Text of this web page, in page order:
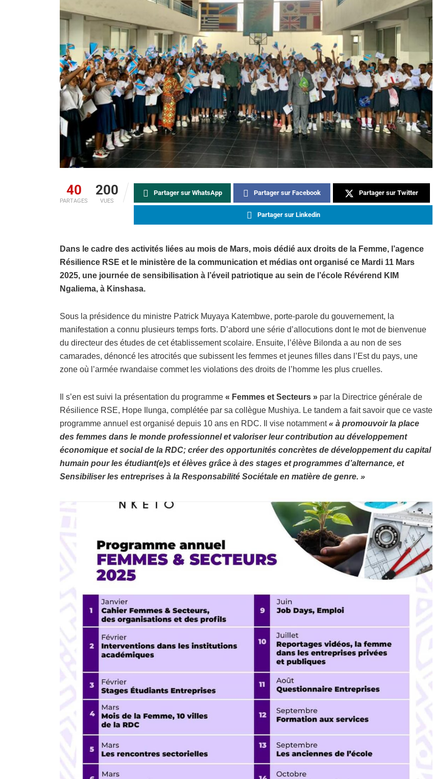
40
PARTAGES
200
VUES
Partager sur WhatsApp Partager sur Facebook Partager sur Twitter
Partager sur Linkedin
Dans le cadre des activités liées au mois de Mars, mois dédié aux droits de la Femme, l’agence
Résilience RSE et le ministère de la communication et médias ont organisé ce Mardi 11 Mars
2025, une journée de sensibilisation à l’éveil patriotique au sein de l’école Révérend KIM
Ngaliema, à Kinshasa.
Sous la présidence du ministre Patrick Muyaya Katembwe, porte-parole du gouvernement, la
manifestation a connu plusieurs temps forts. D’abord une série d’allocutions dont le mot de bienvenue
du directeur des études de cet établissement scolaire. Ensuite, l’élève Bilonda a au non de ses
camarades, dénoncé les atrocités que subissent les femmes et jeunes filles dans l’Est du pays, une
zone où l’armée rwandaise commet les violations des droits de l’homme les plus cruelles.
Il s’en est suivi la présentation du programme « Femmes et Secteurs » par la Directrice générale de
Résilience RSE, Hope Ilunga, complétée par sa collègue Mushiya. Le tandem a fait savoir que ce vaste
programme annuel est organisé depuis 10 ans en RDC. Il vise notamment« à promouvoir la place
des femmes dans le monde professionnel et valoriser leur contribution au développement
économique et social de la RDC; créer des opportunités concrètes de développement du capital
humain pour les étudiant(e)s et élèves grâce à des stages et programmes d’alternance, et
Sensibiliser les entreprises à la Responsabilité Sociétale en matière de genre. »